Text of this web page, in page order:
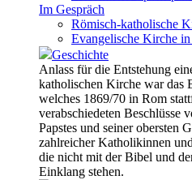
Im Gespräch
Römisch-katholische
Evangelische Kirche
Geschichte
Anlass für die Entstehung
katholischen Kirche war das
welches 1869/70 in Rom
verabschiedeten Beschlüsse
Papstes und seiner obersten
zahlreicher Katholikinnen
die nicht mit der Bibel und
Einklang stehen.